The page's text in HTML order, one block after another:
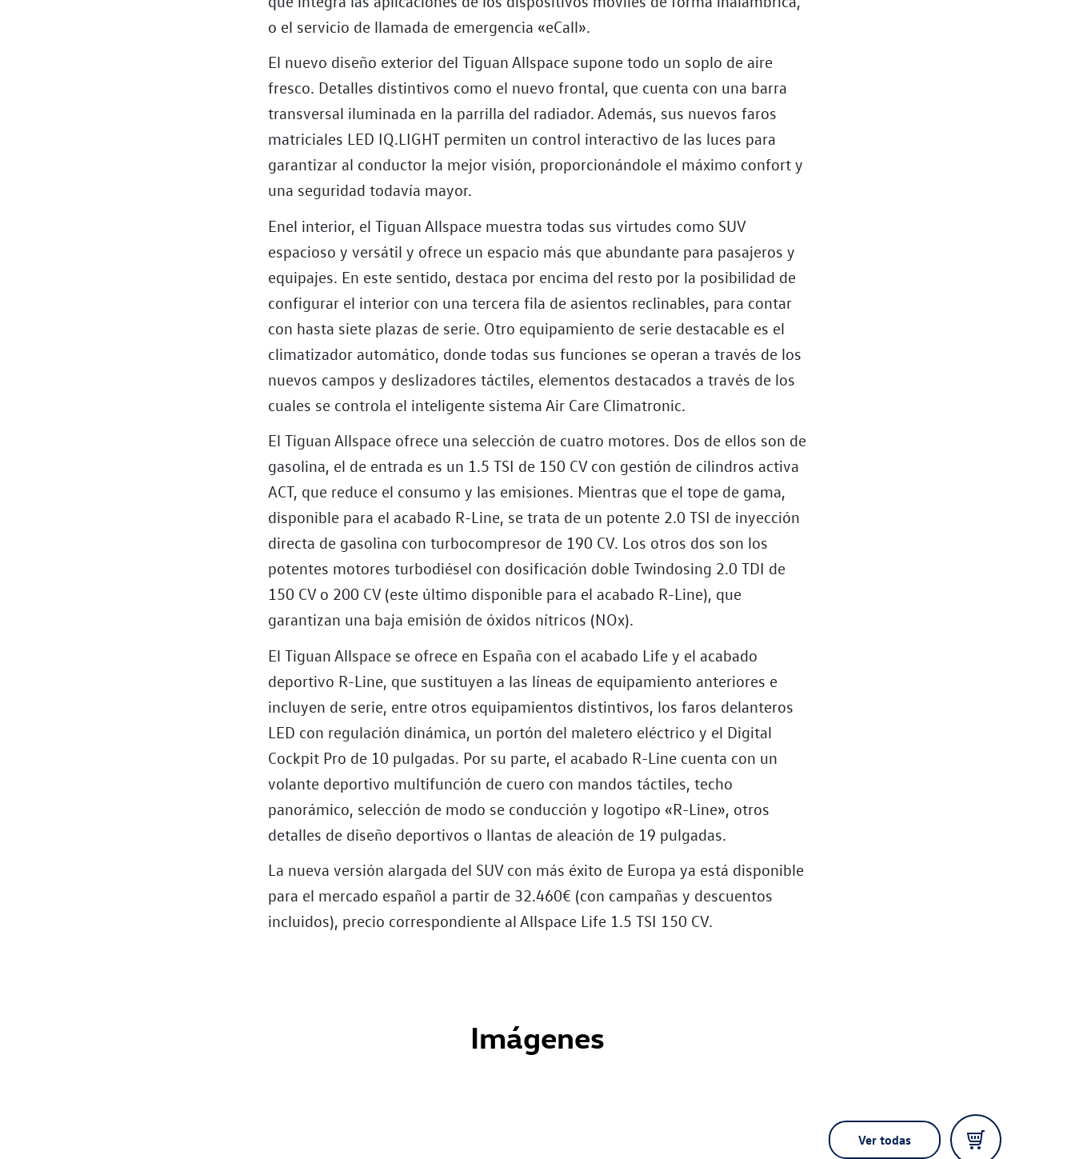
o el servicio de llamada de emergencia «eCall».
El nuevo diseño exterior del Tiguan Allspace supone todo un soplo de aire
fresco. Detalles distintivos como el nuevo frontal, que cuenta con una barra
transversal iluminada en la parrilla del radiador. Además, sus nuevos faros
matriciales LED IQ.LIGHT permiten un control interactivo de las luces para
garantizar al conductor la mejor visión, proporcionándole el máximo confort y
una seguridad todavía mayor.
Enel interior, el Tiguan Allspace muestra todas sus virtudes como SUV
espacioso y versátil y ofrece un espacio más que abundante para pasajeros y
equipajes. En este sentido, destaca por encima del resto por la posibilidad de
configurar el interior con una tercera fila de asientos reclinables, para contar
con hasta siete plazas de serie. Otro equipamiento de serie destacable es el
climatizador automático, donde todas sus funciones se operan a través de los
nuevos campos y deslizadores táctiles, elementos destacados a través de los
cuales se controla el inteligente sistema Air Care Climatronic.
El Tiguan Allspace ofrece una selección de cuatro motores. Dos de ellos son de
gasolina, el de entrada es un 1.5 TSI de 150 CV con gestión de cilindros activa
ACT, que reduce el consumo y las emisiones. Mientras que el tope de gama,
disponible para el acabado R-Line, se trata de un potente 2.0 TSI de inyección
directa de gasolina con turbocompresor de 190 CV. Los otros dos son los
potentes motores turbodiésel con dosificación doble Twindosing 2.0 TDI de
150 CV o 200 CV (este último disponible para el acabado R-Line), que
garantizan una baja emisión de óxidos nítricos (NOx).
El Tiguan Allspace se ofrece en España con el acabado Life y el acabado
deportivo R-Line, que sustituyen a las líneas de equipamiento anteriores e
incluyen de serie, entre otros equipamientos distintivos, los faros delanteros
LED con regulación dinámica, un portón del maletero eléctrico y el Digital
Cockpit Pro de 10 pulgadas. Por su parte, el acabado R-Line cuenta con un
volante deportivo multifunción de cuero con mandos táctiles, techo
panorámico, selección de modo se conducción y logotipo «R-Line», otros
detalles de diseño deportivos o llantas de aleación de 19 pulgadas.
La nueva versión alargada del SUV con más éxito de Europa ya está disponible
para el mercado español a partir de 32.460€ (con campañas y descuentos
incluidos), precio correspondiente al Allspace Life 1.5 TSI 150 CV.
Imágenes
Ver todas